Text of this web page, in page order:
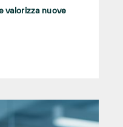
valorizza nuove